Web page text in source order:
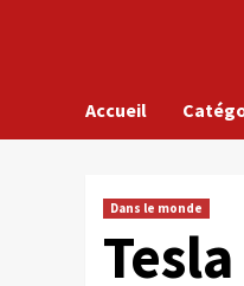
Accueil
Dans le monde